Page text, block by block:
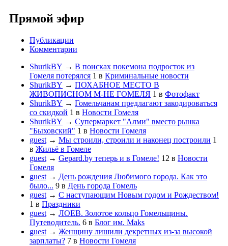
Прямой эфир
Публикации
Комментарии
ShurikBY → В поисках покемона подросток из
Гомеля потерялся 1 в Криминальные новости
ShurikBY → ПОХАБНОЕ МЕСТО В
ЖИВОПИСНОМ М-НЕ ГОМЕЛЯ 1 в Фотофакт
ShurikBY → Гомельчанам предлагают закодироваться
со скидкой 1 в Новости Гомеля
ShurikBY → Супермаркет "Алми" вместо рынка
"Быховский" 1 в Новости Гомеля
guest → Мы строили, строили и наконец построили 1
в Жильё в Гомеле
guest → Gepard.by теперь и в Гомеле! 12 в Новости
Гомеля
guest → День рождения Любимого города. Как это
было... 9 в День города Гомель
guest → С наступающим Новым годом и Рождеством!
1 в Праздники
guest → ЛОЕВ. Золотое кольцо Гомельщины.
Путеводитель. 6 в Блог им. Maks
guest → Женщину лишили декретных из-за высокой
зарплаты? 7 в Новости Гомеля